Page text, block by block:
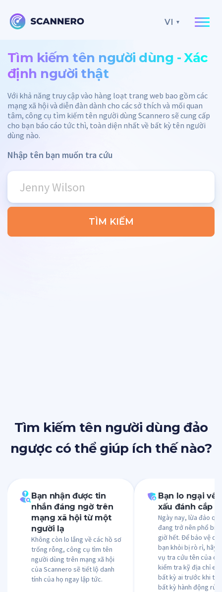
VI
Tìm kiếm tên người dùng - Xác
định người thật
Với khả năng truy cập vào hàng loạt trang web bao gồm các
mạng xã hội và diễn đàn dành cho các sở thích và mối quan
tâm, công cụ tìm kiếm tên người dùng Scannero sẽ cung cấp
cho bạn báo cáo tức thì, toàn diện nhất về bất kỳ tên người
dùng nào.
Nhập tên bạn muốn tra cứu
TÌM KIẾM
Tìm kiếm tên người dùng đảo
ngược có thể giúp ích thế nào?
Bạn nhận được tin
nhắn đáng ngờ trên
mạng xã hội từ một
người lạ
Không còn lo lắng về các hồ sơ
trống rỗng, công cụ tìm tên
người dùng trên mạng xã hội
của Scannero sẽ tiết lộ danh
tính của họ ngay lập tức.
Bạn lo ngại về
xấu đánh cắp
Ngày nay, lừa đảo
đang trở nên phổ
giờ hết. Để bảo vệ dữ
bạn khỏi bị rò rỉ, hãy
vụ tra cứu tên của
kiểm tra kỹ địa chỉ
bất kỳ ai trước khi
bất kỳ hành động rủi